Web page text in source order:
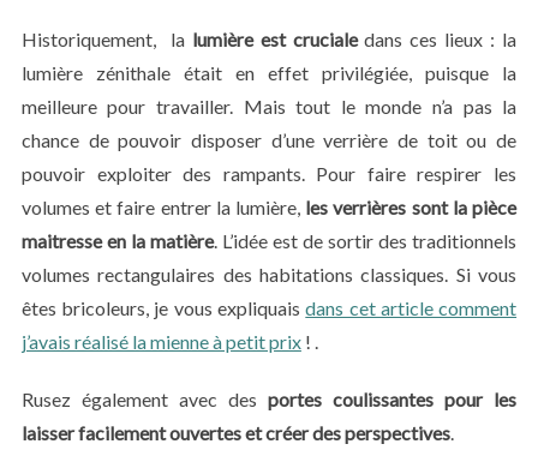
Historiquement, la lumière est crucialedans ces lieux : la
lumière zénithale était en effet privilégiée, puisque la
meilleure pour travailler. Mais tout le monde n’a pas la
chance de pouvoir disposer d’une verrière de toit ou de
pouvoir exploiter des rampants. Pour faire respirer les
volumes et faire entrer la lumière, les verrières sont la pièce
maitresse en la matière. L’idée est de sortir des traditionnels
volumes rectangulaires des habitations classiques. Si vous
êtes bricoleurs, je vous expliquaisdans cet article comment
j’avais réalisé la mienne à petit prix! .
Rusez également avec des portes coulissantes pour les
laisser facilement ouvertes et créer des perspectives.